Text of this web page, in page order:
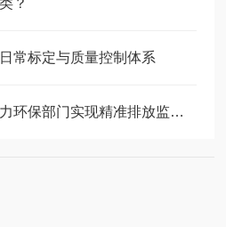
？
常标定与质量控制体系
成都烟气分析仪如何助力环保部门实现精准排放监管？